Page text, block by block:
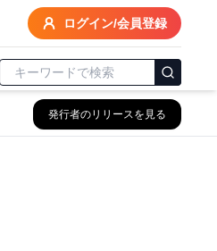
ログイン/会員登録
発行者のリリースを見る